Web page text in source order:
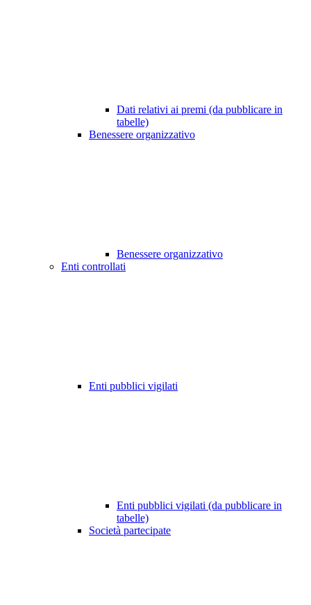
Dati relativi ai premi (da pubblicare in
tabelle)
Benessere organizzativo
Benessere organizzativo
Enti controllati
Enti pubblici vigilati
Enti pubblici vigilati (da pubblicare in
tabelle)
Società partecipate